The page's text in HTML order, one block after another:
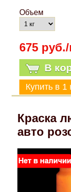
Объем
675
В
Краска
авто